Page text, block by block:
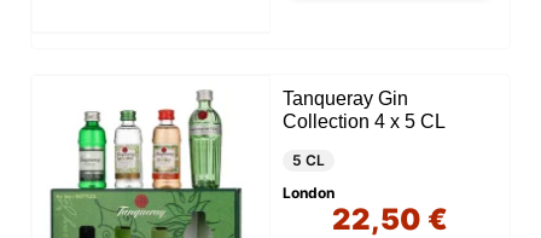
Tanqueray Gin
Collection 4 x 5 CL
5 CL
London
22,50 €